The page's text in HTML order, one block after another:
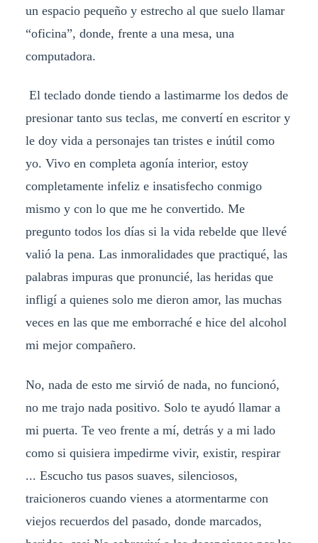
un espacio pequeño y estrecho al que suelo llamar
“oficina”, donde, frente a una mesa, una
computadora.
El teclado donde tiendo a lastimarme los dedos de
presionar tanto sus teclas, me convertí en escritor y
le doy vida a personajes tan tristes e inútil como
yo. Vivo en completa agonía interior, estoy
completamente infeliz e insatisfecho conmigo
mismo y con lo que me he convertido. Me
pregunto todos los días si la vida rebelde que llevé
valió la pena. Las inmoralidades que practiqué, las
palabras impuras que pronuncié, las heridas que
infligí a quienes solo me dieron amor, las muchas
veces en las que me emborraché e hice del alcohol
mi mejor compañero.
No, nada de esto me sirvió de nada, no funcionó,
no me trajo nada positivo. Solo te ayudó llamar a
mi puerta. Te veo frente a mí, detrás y a mi lado
como si quisiera impedirme vivir, existir, respirar
... Escucho tus pasos suaves, silenciosos,
traicioneros cuando vienes a atormentarme con
viejos recuerdos del pasado, donde marcados,